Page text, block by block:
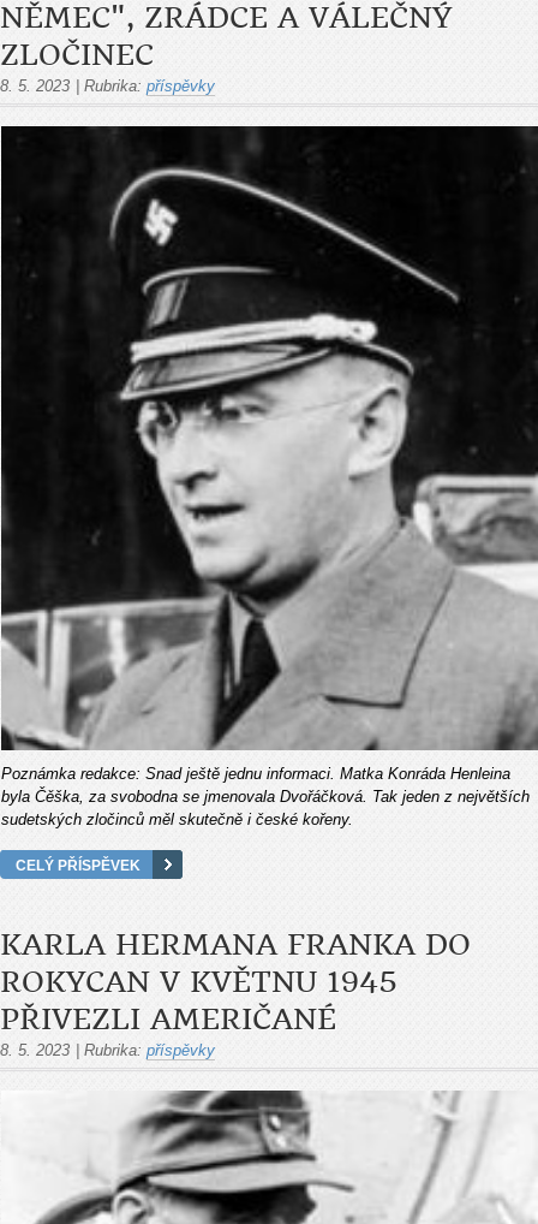
NĚMEC", ZRÁDCE A VÁLEČNÝ
ZLOČINEC
8. 5. 2023 Rubrika: příspěvky
Poznámka redakce: Snad ještě jednu informaci. Matka Konráda Henleina
byla Čěška, za svobodna se jmenovala Dvořáčková. Tak jeden z největších
sudetských zločinců měl skutečně i české kořeny.
CELÝ PŘÍSPĚVEK
KARLA HERMANA FRANKA DO
ROKYCAN V KVĚTNU 1945
PŘIVEZLI AMERIČANÉ
8. 5. 2023 | Rubrika: příspěvky